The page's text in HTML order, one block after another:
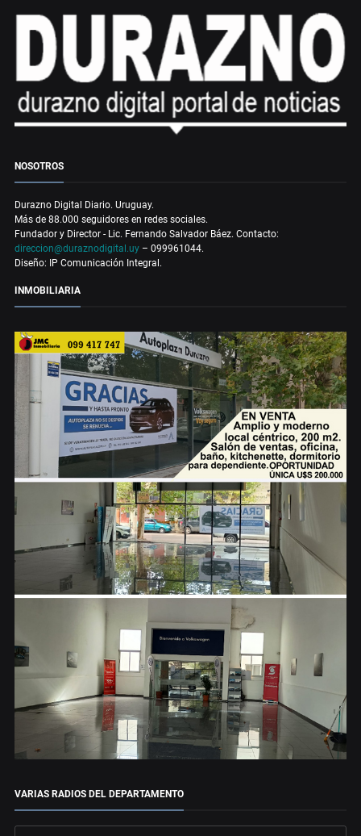
NOSOTROS
Durazno Digital Diario. Uruguay.
Más de 88.000 seguidores en redes sociales.
Fundador y Director - Lic. Fernando Salvador Báez. Contacto:
direccion@duraznodigital.uy – 099961044.
Diseño: IP Comunicación Integral.
INMOBILIARIA
VARIAS RADIOS DEL DEPARTAMENTO